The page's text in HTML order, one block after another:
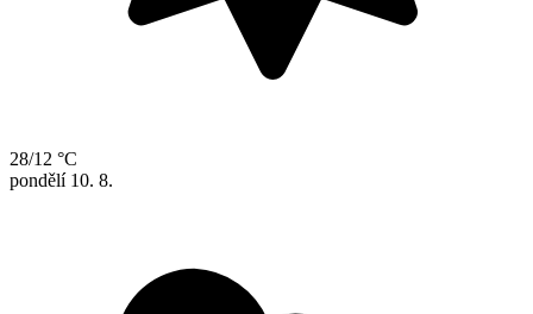
28/12 °C
pondělí 10. 8.